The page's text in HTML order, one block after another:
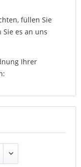
füllen Sie
es an uns
Ihrer